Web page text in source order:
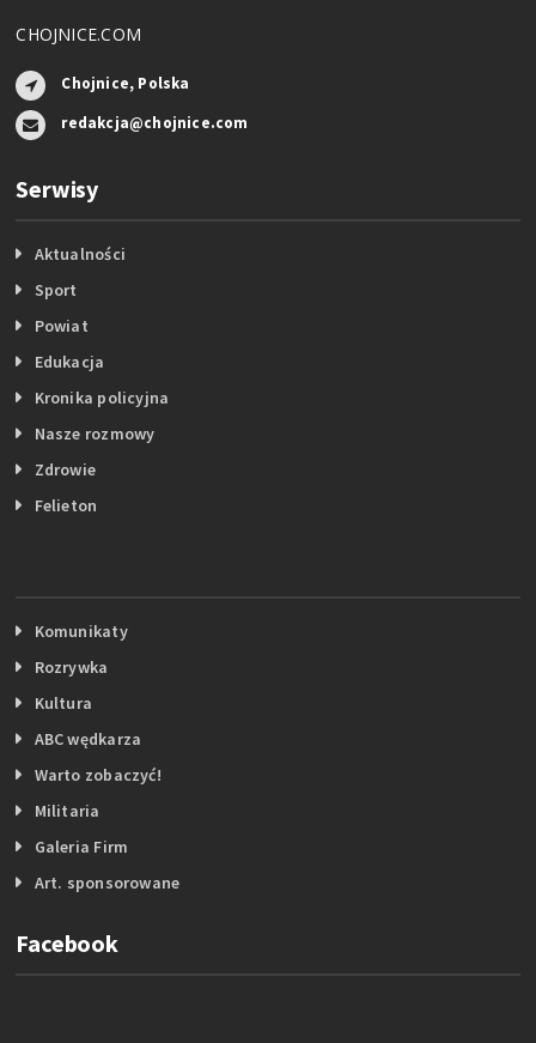
CHOJNICE.COM
Chojnice, Polska
redakcja@chojnice.com
Serwisy
Aktualności
Sport
Powiat
Edukacja
Kronika policyjna
Nasze rozmowy
Zdrowie
Felieton
Komunikaty
Rozrywka
Kultura
ABC wędkarza
Warto zobaczyć!
Militaria
Galeria Firm
Art. sponsorowane
Facebook